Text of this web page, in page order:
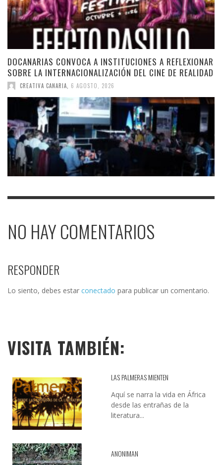
DOCANARIAS CONVOCA A INSTITUCIONES A REFLEXIONAR
SOBRE LA INTERNACIONALIZACIÓN DEL CINE DE REALIDAD
CREATIVA CANARIA 6 AGOSTO, 2026
NO HAY COMENTARIOS
RESPONDER
Lo siento, debes estar conectado para publicar un comentario.
VISITA TAMBIÉN:
LAS PALMERAS MIENTEN
Aquí se narra la vida en África
desde las entrañas de la
literatura...
ANONIMAN